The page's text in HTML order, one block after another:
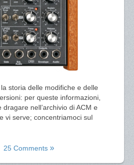
storia delle modifiche e delle
per queste informazioni,
nell’archivio di ACM e
vi serve; concentriamoci sul
25 Comments